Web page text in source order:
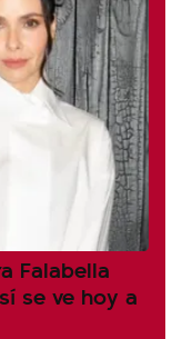
Falabella
se ve hoy a